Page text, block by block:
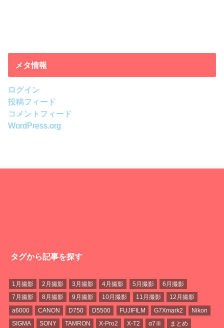
メタ情報
ログイン
投稿フィード
コメントフィード
WordPress.org
タグから記事を探す
1月撮影 2月撮影 3月撮影 4月撮影 5月撮影
6月撮影
7月撮影
8月撮影 9月撮影 10月撮影 11月撮影
12月撮影
a6000
CANON D750 D5500 FUJIFILM G7Xmark2
Nikon
SIGMA
SONY TAMRON X-Pro2 X-T2 α7Ⅲ
まとめ